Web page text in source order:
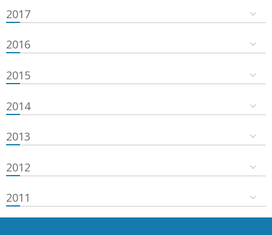
2017
2016
2015
2014
2013
2012
2011